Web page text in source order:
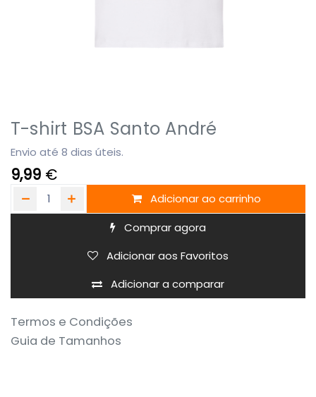
T-shirt BSA Santo André
Envio até 8 dias úteis.
9,99 €
Adicionar ao carrinho
Comprar agora
Adicionar a comparar
Adicionar aos Favoritos
Termos e Condições
Guia de Tamanhos